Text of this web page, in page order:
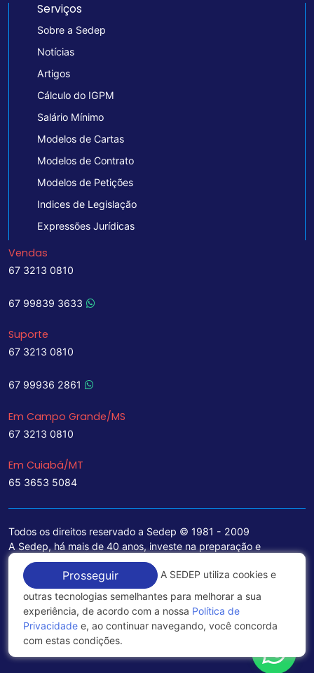
Serviços
Sobre a Sedep
Notícias
Artigos
Cálculo do IGPM
Salário Mínimo
Modelos de Cartas
Modelos de Contrato
Modelos de Petições
Indices de Legislação
Expressões Jurídicas
Vendas
67 3213 0810
67 99839 3633
Suporte
67 3213 0810
67 99936 2861
Em Campo Grande/MS
67 3213 0810
Em Cuiabá/MT
65 3653 5084
Todos os direitos reservado a Sedep © 1981 - 2009
A Sedep, há mais de 40 anos, investe na preparação e
treinamento de funcionários e na aquisição de tecnologia de
ponta para a ampliação de seu portfólio de serviços voltados
para a área jurídica, que contemplam informações seguras e
excelentes soluções empresariais.
Política de Privacidade
Prosseguir
A SEDEP utiliza cookies e
outras tecnologias semelhantes para melhorar a sua
experiência, de acordo com a nossa Política de
Privacidade e, ao continuar navegando, você concorda
com estas condições.